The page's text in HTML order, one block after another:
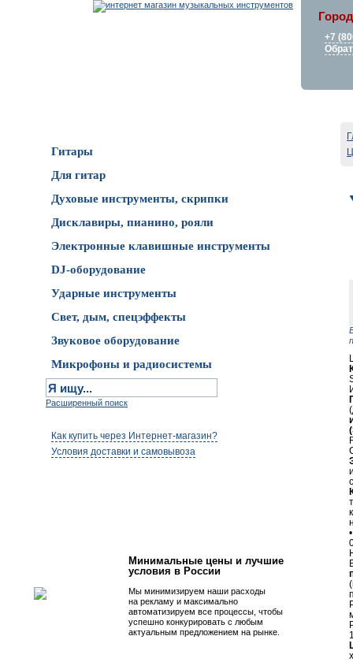
+7
Гитары
Для гитар
Духовые инструменты, скрипки
Дисклавиры, пианино, рояли
Электронные клавишные инструменты
DJ-оборудование
Ударные инструменты
Свет, дым, спецэффекты
Звуковое оборудование
Микрофоны и радиосистемы
Расширенный поиск
Как купить через Интернет-магазин?
Условия доставки и самовывоза
Минимальные цены и лучшие
условия в России
Мы минимизируем наши расходы
на рекламу и максимально
автоматизируем все процессы, чтобы
успешно конкурировать с любым
актуальным предложением на рынке.